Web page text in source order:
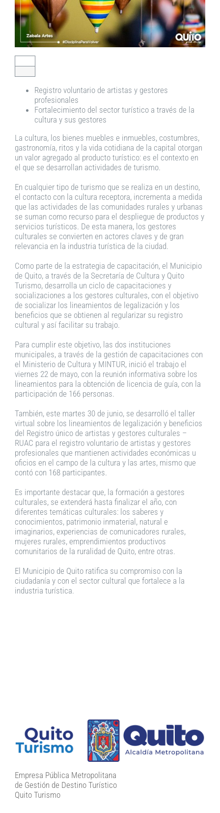
Registro voluntario de artistas y gestores
profesionales
Fortalecimiento del sector turístico a través de la
cultura y sus gestores
La cultura, los bienes muebles e inmuebles, costumbres,
gastronomía, ritos y la vida cotidiana de la capital otorgan
un valor agregado al producto turístico: es el contexto en
el que se desarrollan actividades de turismo.
En cualquier tipo de turismo que se realiza en un destino,
el contacto con la cultura receptora, incrementa a medida
que las actividades de las comunidades rurales y urbanas
se suman como recurso para el despliegue de productos y
servicios turísticos. De esta manera, los gestores
culturales se convierten en actores claves y de gran
relevancia en la industria turística de la ciudad.
Como parte de la estrategia de capacitación, el Municipio
de Quito, a través de la Secretaría de Cultura y Quito
Turismo, desarrolla un ciclo de capacitaciones y
socializaciones a los gestores culturales, con el objetivo
de socializar los lineamientos de legalización y los
beneficios que se obtienen al regularizar su registro
cultural y así facilitar su trabajo.
Para cumplir este objetivo, las dos instituciones
municipales, a través de la gestión de capacitaciones con
el Ministerio de Cultura y MINTUR, inició el trabajo el
viernes 22 de mayo, con la reunión informativa sobre los
lineamientos para la obtención de licencia de guía, con la
participación de 166 personas.
También, este martes 30 de junio, se desarrolló el taller
virtual sobre los lineamientos de legalización y beneficios
del Registro único de artistas y gestores culturales –
RUAC para el registro voluntario de artistas y gestores
profesionales que mantienen actividades económicas u
oficios en el campo de la cultura y las artes, mismo que
contó con 168 participantes.
Es importante destacar que, la formación a gestores
culturales, se extenderá hasta finalizar el año, con
diferentes temáticas culturales: los saberes y
conocimientos, patrimonio inmaterial, natural e
imaginarios, experiencias de comunicadores rurales,
mujeres rurales, emprendimientos productivos
comunitarios de la ruralidad de Quito, entre otras.
El Municipio de Quito ratifica su compromiso con la
ciudadanía y con el sector cultural que fortalece a la
industria turística.
Empresa Pública Metropolitana
de Gestión de Destino Turístico
Quito Turismo